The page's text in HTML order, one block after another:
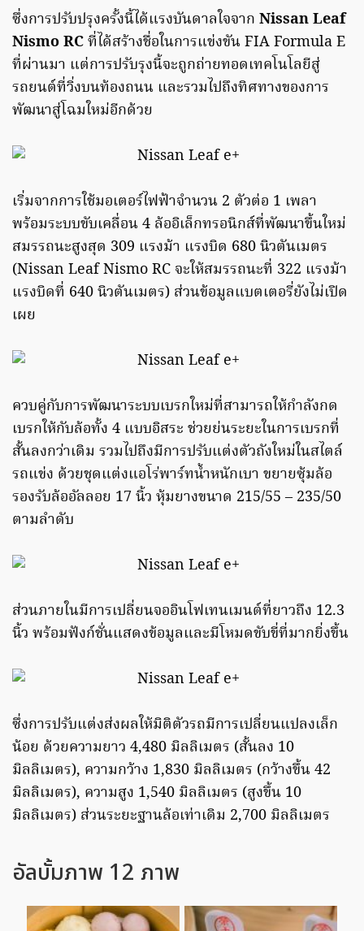
ซึ่งการปรับปรุงครั้งนี้ได้แรงบันดาลใจจาก Nissan Leaf
Nismo RCที่ได้สร้างชื่อในการแข่งขัน FIA Formula E
ที่ผ่านมา แต่การปรับรุงนี้จะถูกถ่ายทอดเทคโนโลยีสู่
รถยนต์ที่วิ่งบนท้องถนน และรวมไปถึงทิศทางของการ
พัฒนาสู่โฉมใหม่อีกด้วย
เริ่มจากการใช้มอเตอร์ไฟฟ้าจำนวน 2 ตัวต่อ 1 เพลา
พร้อมระบบขับเคลื่อน 4 ล้ออิเล็กทรอนิกส์ที่พัฒนาขึ้นใหม่
สมรรถนะสูงสุด 309 แรงม้า แรงบิด 680 นิวตันเมตร
(Nissan Leaf Nismo RC จะให้สมรรถนะที่ 322 แรงม้า
แรงบิดที่ 640 นิวตันเมตร) ส่วนข้อมูลแบตเตอรี่ยังไม่เปิด
เผย
ควบคู่กับการพัฒนาระบบเบรกใหม่ที่สามารถให้กำลังกด
เบรกให้กับล้อทั้ง 4 แบบอิสระ ช่วยย่นระยะในการเบรกที่
สั้นลงกว่าเดิม รวมไปถึงมีการปรับแต่งตัวถังใหม่ในสไตล์
รถแข่ง ด้วยชุดแต่งแอโร่พาร์ทน้ำหนักเบา ขยายซุ้มล้อ
รองรับล้ออัลลอย 17 นิ้ว หุ้มยางขนาด 215/55 – 235/50
ตามลำดับ
ส่วนภายในมีการเปลี่ยนจออินโฟเทนเมนต์ที่ยาวถึง 12.3
นิ้ว พร้อมฟังก์ชั่นแสดงข้อมูลและมีโหมดขับขี่ที่มากยิ่งขึ้น
ซึ่งการปรับแต่งส่งผลให้มิติตัวรถมีการเปลี่ยนแปลงเล็ก
น้อย ด้วยความยาว 4,480 มิลลิเมตร (สั้นลง 10
มิลลิเมตร), ความกว้าง 1,830 มิลลิเมตร (กว้างขึ้น 42
มิลลิเมตร), ความสูง 1,540 มิลลิเมตร (สูงขึ้น 10
มิลลิเมตร) ส่วนระยะฐานล้อเท่าเดิม 2,700 มิลลิเมตร
อัลบั้มภาพ 12 ภาพ